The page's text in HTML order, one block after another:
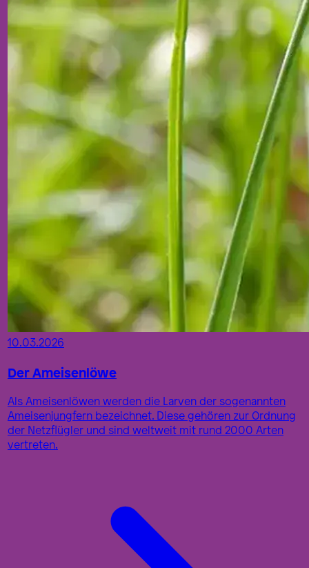
10.03.2026
Der Ameisenlöwe
Als Ameisenlöwen werden die Larven der sogenannten
Ameisenjungfern bezeichnet. Diese gehören zur Ordnung
der Netzflügler und sind weltweit mit rund 2000 Arten
vertreten.